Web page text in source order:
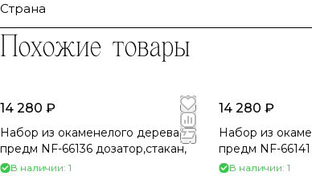
Страна
Похожие товары
14 280 ₽
Набор из окаменелого дерева 2
предм NF-66136 дозатор,стакан,
В наличии: 1
14 280 ₽
Набор из
предм NF-
В наличии: 1